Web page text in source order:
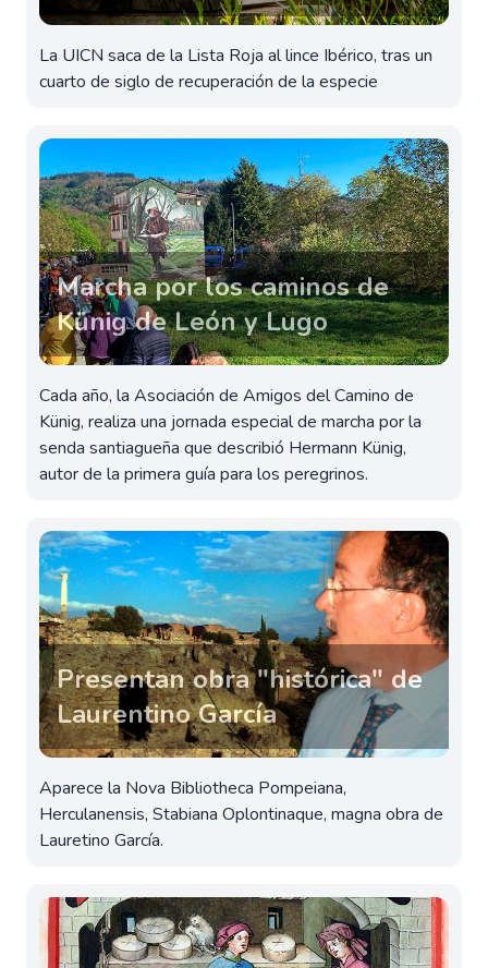
La UICN saca de la Lista Roja al lince Ibérico, tras un
cuarto de siglo de recuperación de la especie
Marcha por los caminos de
Künig de León y Lugo
Cada año, la Asociación de Amigos del Camino de
Künig, realiza una jornada especial de marcha por la
senda santiagueña que describió Hermann Künig,
autor de la primera guía para los peregrinos.
Presentan obra "histórica" de
Laurentino García
Aparece la Nova Bibliotheca Pompeiana,
Herculanensis, Stabiana Oplontinaque, magna obra de
Lauretino García.